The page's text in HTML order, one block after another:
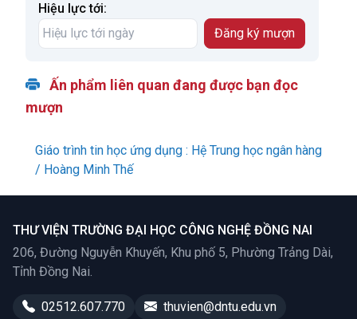
Hiệu lực tới:
Ấn phẩm liên quan đang được bạn đọc
mượn
Giáo trình tin học ứng dụng : Hệ Trung học ngân hàng
/ Hoàng Minh Thế
THƯ VIỆN TRƯỜNG ĐẠI HỌC CÔNG NGHỆ ĐỒNG NAI
206, Đường Nguyễn Khuyến, Khu phố 5, Phường Trảng Dài,
Tỉnh Đồng Nai.
02512.607.770 thuvien@dntu.edu.vn